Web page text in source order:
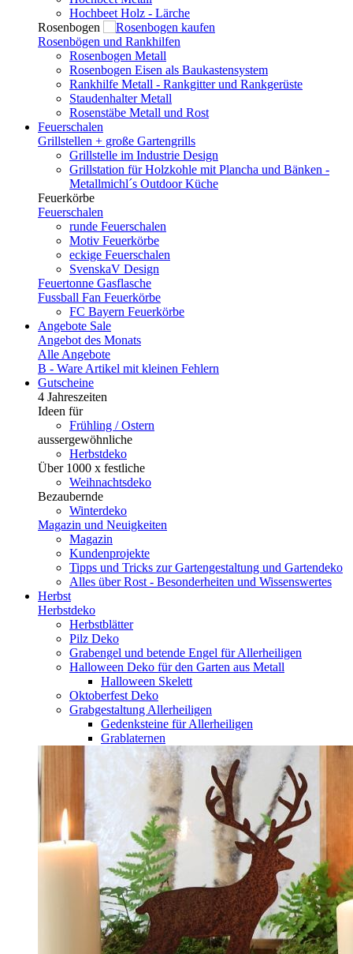
Hochbeet Holz - Lärche
Rosenbogen
Rosenbögen und Rankhilfen
Rosenbogen Metall
Rosenbogen Eisen als Baukastensystem
Rankhilfe Metall - Rankgitter und Rankgerüste
Staudenhalter Metall
Rosenstäbe Metall und Rost
Feuerschalen
Grillstellen + große Gartengrills
Grillstelle im Industrie Design
Grillstation für Holzkohle mit Plancha und Bänken -
Metallmichl´s Outdoor Küche
Feuerkörbe
Feuerschalen
runde Feuerschalen
Motiv Feuerkörbe
eckige Feuerschalen
SvenskaV Design
Feuertonne Gasflasche
Fussball Fan Feuerkörbe
FC Bayern Feuerkörbe
Angebote Sale
Angebot des Monats
Alle Angebote
B - Ware Artikel mit kleinen Fehlern
Gutscheine
4 Jahreszeiten
Ideen für
Frühling / Ostern
aussergewöhnliche
Herbstdeko
Über 1000 x festliche
Weihnachtsdeko
Bezaubernde
Winterdeko
Magazin und Neuigkeiten
Magazin
Kundenprojekte
Tipps und Tricks zur Gartengestaltung und Gartendeko
Alles über Rost - Besonderheiten und Wissenswertes
Herbst
Herbstdeko
Herbstblätter
Pilz Deko
Grabengel und betende Engel für Allerheiligen
Halloween Deko für den Garten aus Metall
Halloween Skelett
Oktoberfest Deko
Grabgestaltung Allerheiligen
Gedenksteine für Allerheiligen
Grablaternen